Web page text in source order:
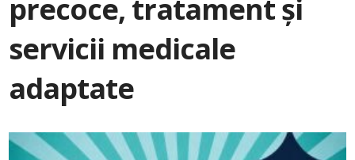
precoce, tratament și
servicii medicale
adaptate